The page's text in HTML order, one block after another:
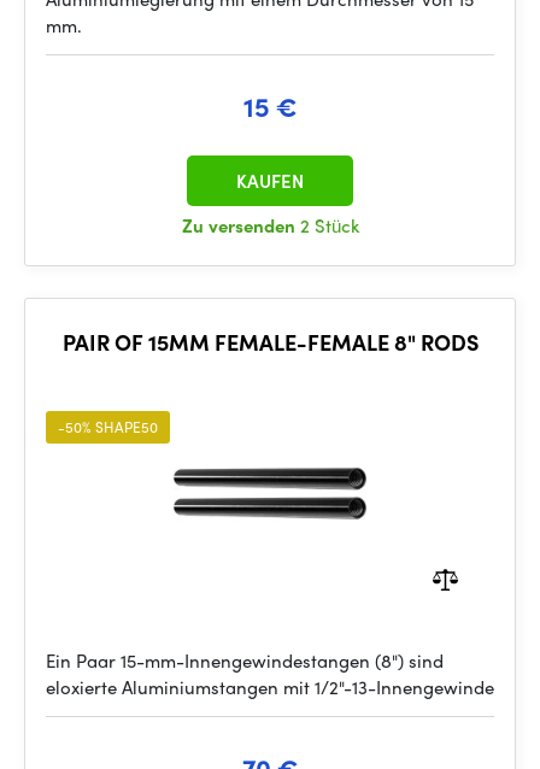
mm.
15 €
Zu versenden 2 Stück
KAUFEN
PAIR OF 15MM FEMALE-FEMALE 8" RODS
-50% SHAPE50
Ein Paar 15-mm-Innengewindestangen (8") sind
eloxierte Aluminiumstangen mit 1/2"-13-Innengewinde